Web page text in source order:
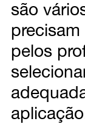
são
pelos